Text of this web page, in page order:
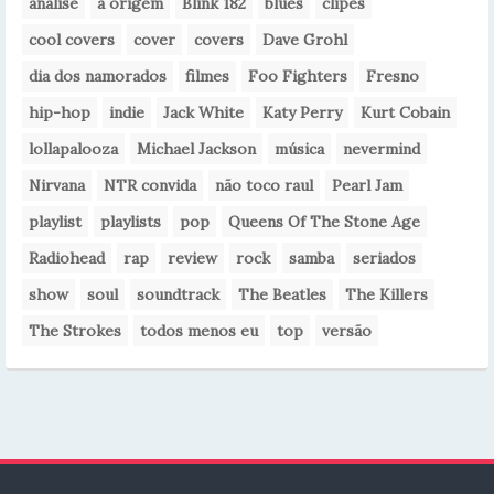
cool covers
cover covers
Dave Grohl
dia dos namorados
filmes Foo Fighters
Fresno
hip-hop
indie Jack White Katy Perry
Kurt Cobain
lollapalooza
Michael Jackson música
nevermind
Nirvana
NTR convida não toco raul
Pearl Jam
playlist
playlists pop
Queens Of The Stone Age
Radiohead
rap review rock samba
seriados
show
soul soundtrack The Beatles
The Killers
The Strokes
todos menos eu top versão